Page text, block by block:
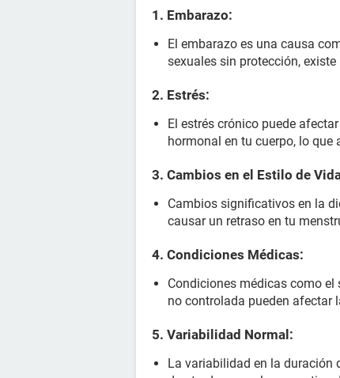
1. Embarazo:
El embarazo es una causa
sexuales sin protección,
2. Estrés:
El estrés crónico puede
hormonal en tu cuerpo, lo que
3. Cambios en el Estilo de
Cambios significativos en la
causar un retraso en tu
4. Condiciones Médicas:
Condiciones médicas como
no controlada pueden afectar
5. Variabilidad Normal :
La variabilidad en la duración